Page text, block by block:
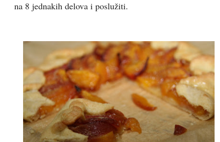
na 8 jednakih delova i poslužiti.